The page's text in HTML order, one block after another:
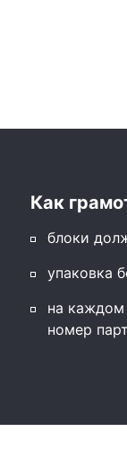
Как
блоки
упаковка
на каждом
номер